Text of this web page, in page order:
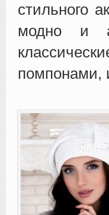
стильного
модно и
помпонами,